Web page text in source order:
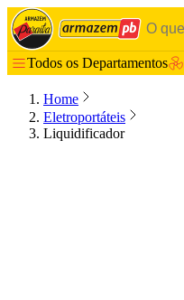
Todos os Departamentos
Home
Eletroportáteis
Liquidificador